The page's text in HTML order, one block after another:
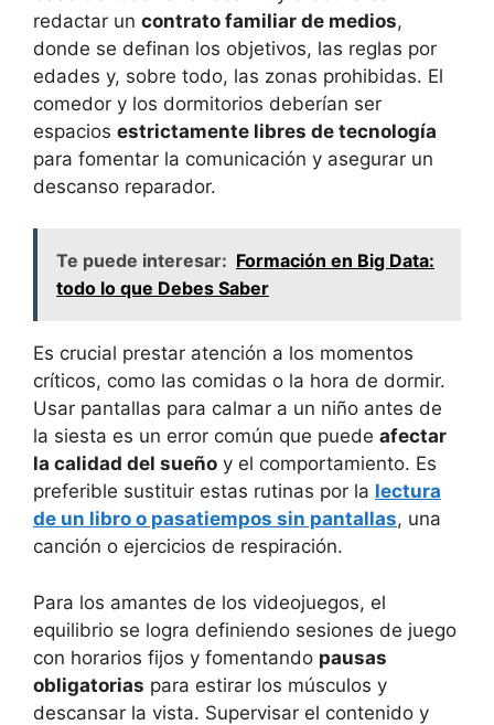
redactar un contrato familiar de medios,
donde se definan los objetivos, las reglas por
edades y, sobre todo, las zonas prohibidas. El
comedor y los dormitorios deberían ser
espacios estrictamente libres de tecnología
para fomentar la comunicación y asegurar un
descanso reparador.
Te puede interesar: Formación en Big Data:
todo lo que Debes Saber
Es crucial prestar atención a los momentos
críticos, como las comidas o la hora de dormir.
Usar pantallas para calmar a un niño antes de
la siesta es un error común que puede afectar
la calidad del sueño y el comportamiento. Es
preferible sustituir estas rutinas por la lectura
de un libro o pasatiempos sin pantallas, una
canción o ejercicios de respiración.
Para los amantes de los videojuegos, el
equilibrio se logra definiendo sesiones de juego
con horarios fijos y fomentando pausas
obligatorias para estirar los músculos y
descansar la vista. Supervisar el contenido y